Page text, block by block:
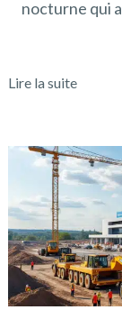
nocturne qui
Lire la suite